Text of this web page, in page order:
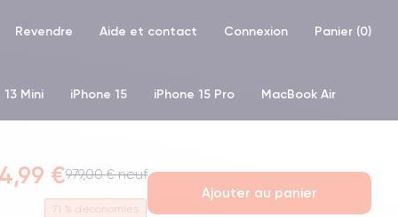
Revendre Aide et contact Connexion Panier (0)
Mini iPhone 15 iPhone 15 Pro MacBook Air
€979,00 € neuf
71 % d'économies
Ajouter au panier